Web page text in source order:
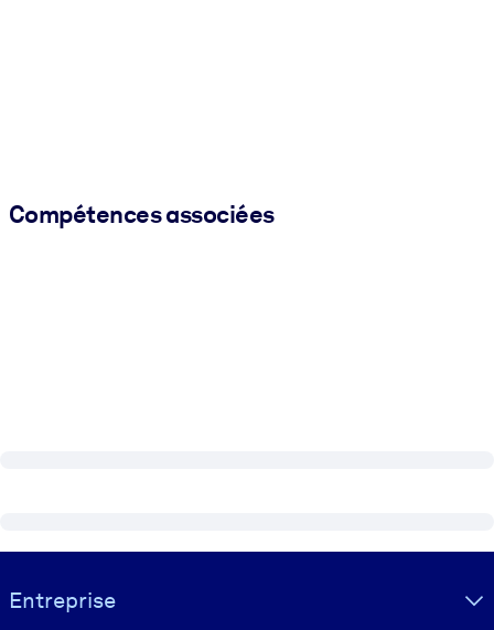
Compétences associées
Visually hidden Text
Entreprise